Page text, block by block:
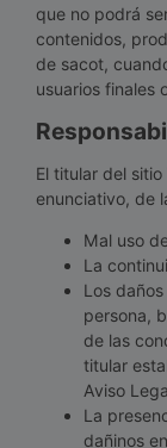
que no podrá
contenidos,
de sacot,
usuarios finales
El titular del
enunciativo, de
Mal uso
La
Los
persona,
de las
titular
Aviso
La
dañinos